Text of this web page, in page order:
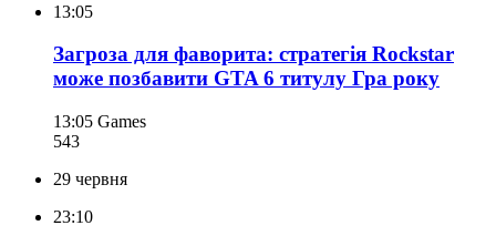
13:05
Загроза для фаворита: стратегія Rockstar
може позбавити GTA 6 титулу Гра року
13:05 Games
543
29 червня
23:10